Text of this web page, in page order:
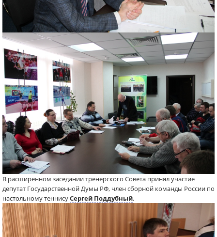
В расширенном заседании тренерского Совета принял участие
депутат Государственной Думы РФ, член сборной команды России по
настольному теннисуСергей Поддубный.